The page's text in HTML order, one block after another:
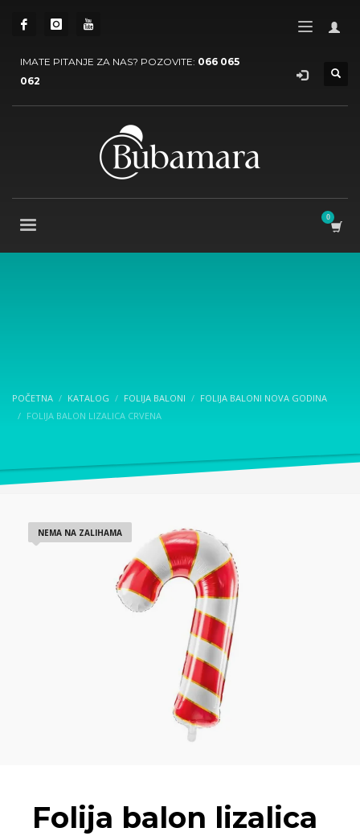
IMATE PITANJE ZA NAS? POZOVITE: 066 065
062
POČETNA KATALOG FOLIJA BALONI
FOLIJA BALONI NOVA GODINA
FOLIJA BALON LIZALICA CRVENA
NEMA NA ZALIHAMA
Folija balon lizalica